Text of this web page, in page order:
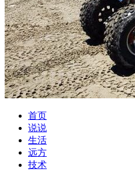
首页
说说
生活
远方
技术